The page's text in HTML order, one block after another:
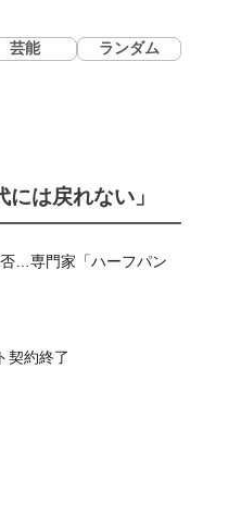
芸能 ランダム
は戻れない」
否…専門家「ハーフパン
契約終了